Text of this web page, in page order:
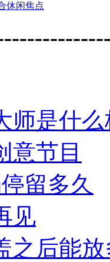
休闲焦点
师是什么
意节目
留多久
见
之后能